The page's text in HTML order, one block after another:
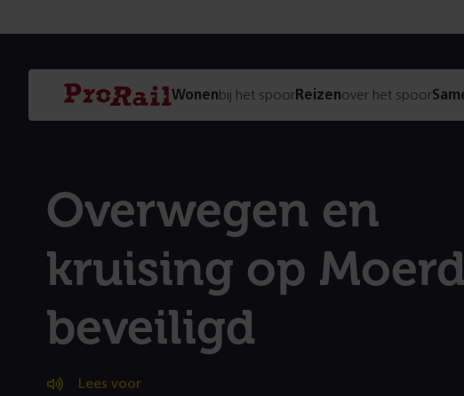
Navigatie
Homepage
ProRail
Wonenbij het spoorReizenover het spoor
Overwegen en
kruising op
beveiligd
Lees voor